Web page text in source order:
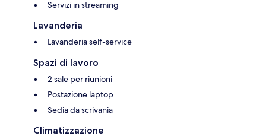
Servizi in streaming
Lavanderia
Lavanderia self-service
Spazi di lavoro
2 sale per riunioni
Postazione laptop
Sedia da scrivania
Climatizzazione